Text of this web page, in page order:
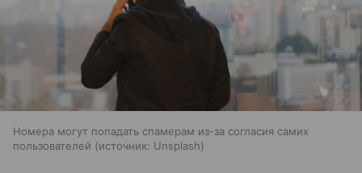
Номера могут попадать спамерам из-за согласия самих
пользователей
источник: Unsplash